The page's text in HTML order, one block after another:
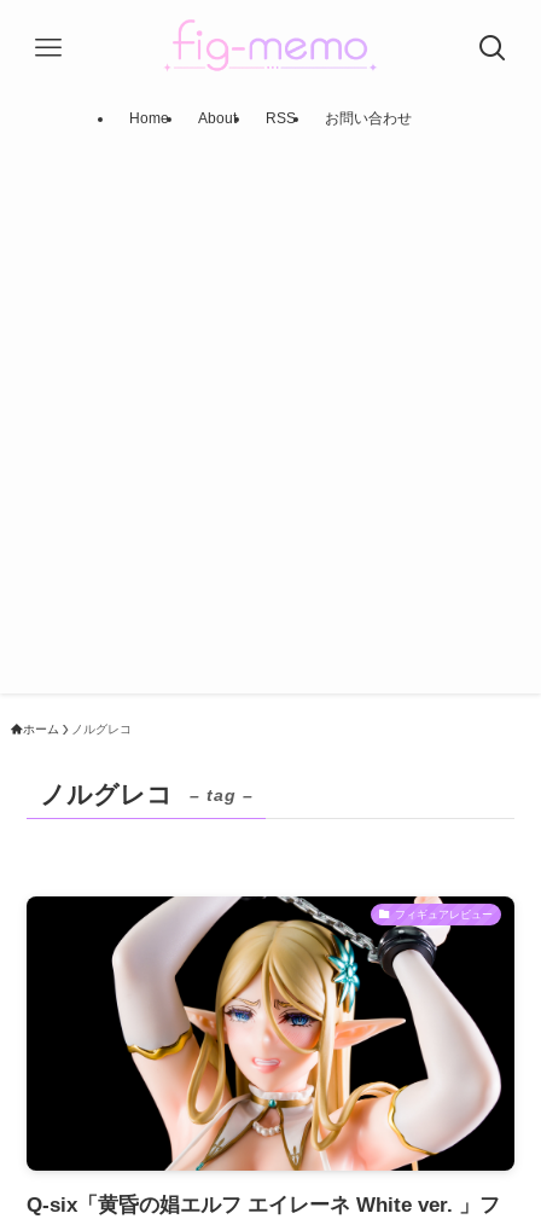
Home About RSS お問い合わせ
ホーム ノルグレコ
ノルグレコ – tag –
フィギュアレビュー
Q-six「黄昏の娼エルフ エイレーネ White ver. 」フ